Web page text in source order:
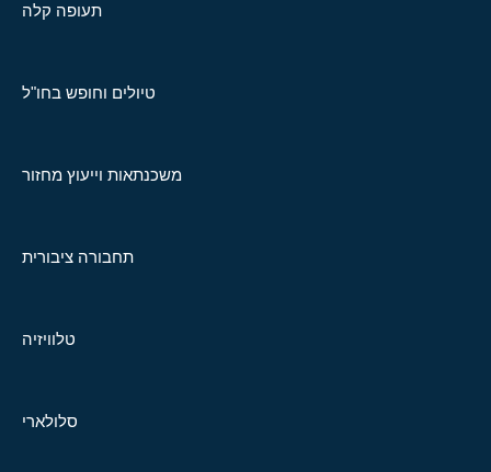
תעופה קלה
טיולים וחופש בחו"ל
משכנתאות וייעוץ מחזור
תחבורה ציבורית
טלוויזיה
סלולארי